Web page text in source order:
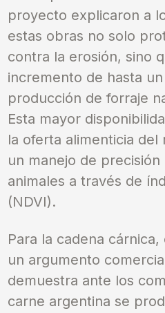
proyecto explicaron a
estas obras no solo
contra la erosión, sino
incremento de hasta
producción de forraje
Esta mayor
la oferta alimenticia
un manejo de precisión
animales a través de
(NDVI).
Para la cadena
un argumento
demuestra ante los
carne argentina se